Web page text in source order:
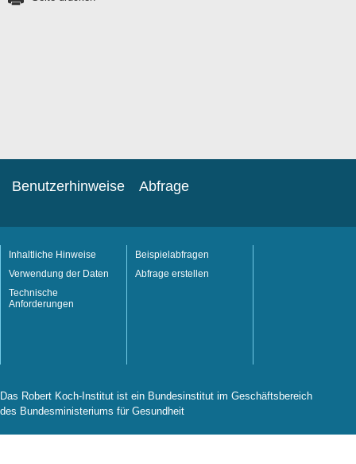
Benutzerhinweise
Inhaltliche Hinweise
Verwendung der Daten
Technische
Anforderungen
Abfrage
Beispielabfragen
Abfrage erstellen
Das Robert Koch-Institut ist ein Bundesinstitut im Geschäftsbereich
des Bundesministeriums für Gesundheit